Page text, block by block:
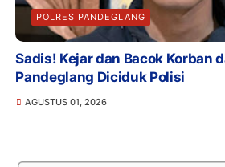
POLRES PANDEGLANG
Sadis! Kejar dan Bacok Korban
Pandeglang Diciduk Polisi
AGUSTUS 01, 2026